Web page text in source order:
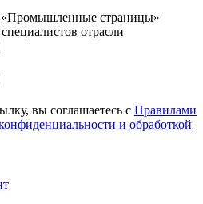
страницы»
отрасли
вы соглашаетесь с Правилами
и обработкой